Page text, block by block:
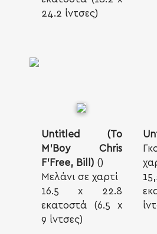
24.2 ίντσες)
Untitled (To
M'Boy Chris
F'Free, Bill) ()
Mελάνι σε χαρτί
16.5 x 22.8
εκατοστά (6.5 x
9 ίντσες)